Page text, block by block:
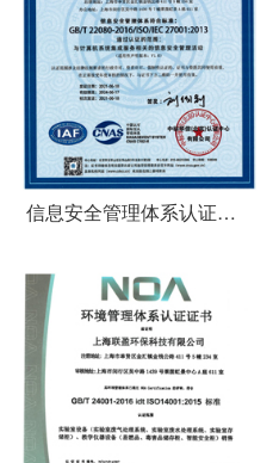
信息安全管理体系认证证